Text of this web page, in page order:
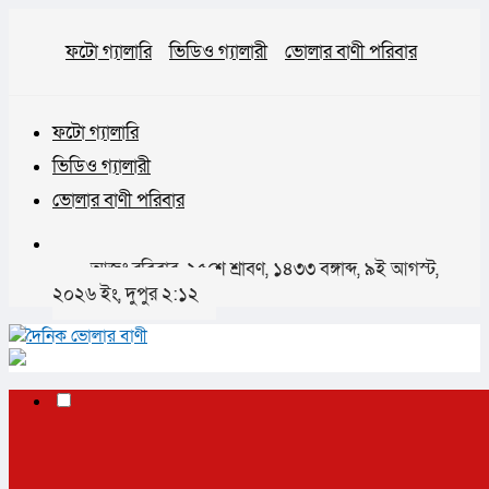
ফটো গ্যালারি ভিডিও গ্যালারী ভোলার বাণী পরিবার
ফটো গ্যালারি
ভিডিও গ্যালারী
ভোলার বাণী পরিবার
আজঃ রবিবার, ২৫শে শ্রাবণ, ১৪৩৩ বঙ্গাব্দ, ৯ই আগস্ট,
২০২৬ ইং, দুপুর ২:১২
✕